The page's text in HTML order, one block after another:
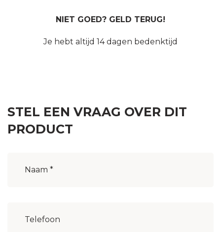
NIET GOED? GELD TERUG!
Je hebt altijd 14 dagen bedenktijd
STEL EEN VRAAG OVER DIT
PRODUCT